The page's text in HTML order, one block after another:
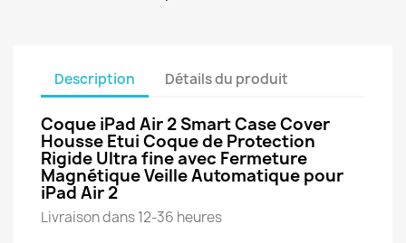
Description Détails du produit
Coque iPad Air 2 Smart Case Cover
Housse Etui Coque de Protection
Rigide Ultra fine avec Fermeture
Magnétique Veille Automatique pour
iPad Air 2
Livraison dans 12-36 heures